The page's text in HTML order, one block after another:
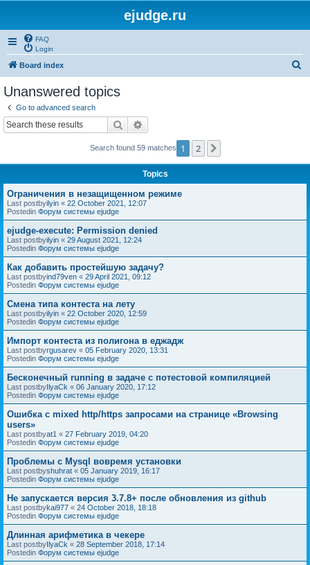
ejudge.ru
FAQ
Login
Board index
Unanswered topics
Go to advanced search
Search
Search found 59 matches 1 2
Topics
Ограничения в незащищенном режиме
Last postbyilyin « 22 October 2021, 12:07
Postedin Форум системы ejudge
ejudge-execute: Permission denied
Last postbyilyin « 29 August 2021, 12:24
Postedin Форум системы ejudge
Как добавить простейшую задачу?
Last postbyind79ven « 29 April 2021, 09:12
Postedin Форум системы ejudge
Смена типа контеста на лету
Last postbyilyin « 22 October 2020, 12:59
Postedin Форум системы ejudge
Импорт контеста из полигона в еджадж
Last postbyrgusarev « 05 February 2020, 13:31
Postedin Форум системы ejudge
Бесконечный running в задаче с потестовой компиляцией
Last postbyIlyaCk « 06 January 2020, 17:12
Postedin Форум системы ejudge
Ошибка с mixed http/https запросами на странице «Browsing
users»
Last postbyat1 « 27 February 2019, 04:20
Postedin Форум системы ejudge
Проблемы с Mysql вовремя установки
Last postbyshuhrat « 05 January 2019, 16:17
Postedin Форум системы ejudge
Не запускается версия 3.7.8+ после обновления из github
Last postbykai977 « 24 October 2018, 18:18
Postedin Форум системы ejudge
Длинная арифметика в чекере
Last postbyIlyaCk « 28 September 2018, 17:14
Postedin Форум системы ejudge